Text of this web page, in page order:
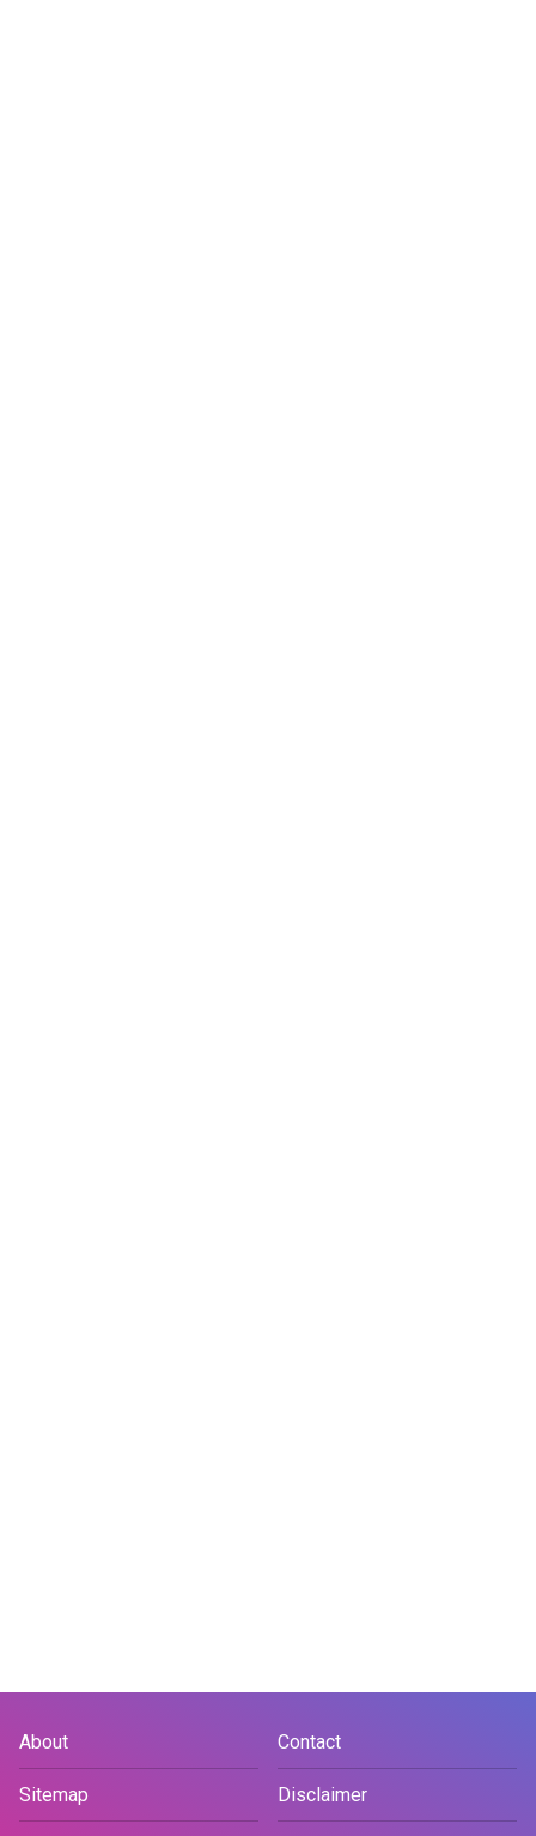
About Contact
Sitemap Disclaimer